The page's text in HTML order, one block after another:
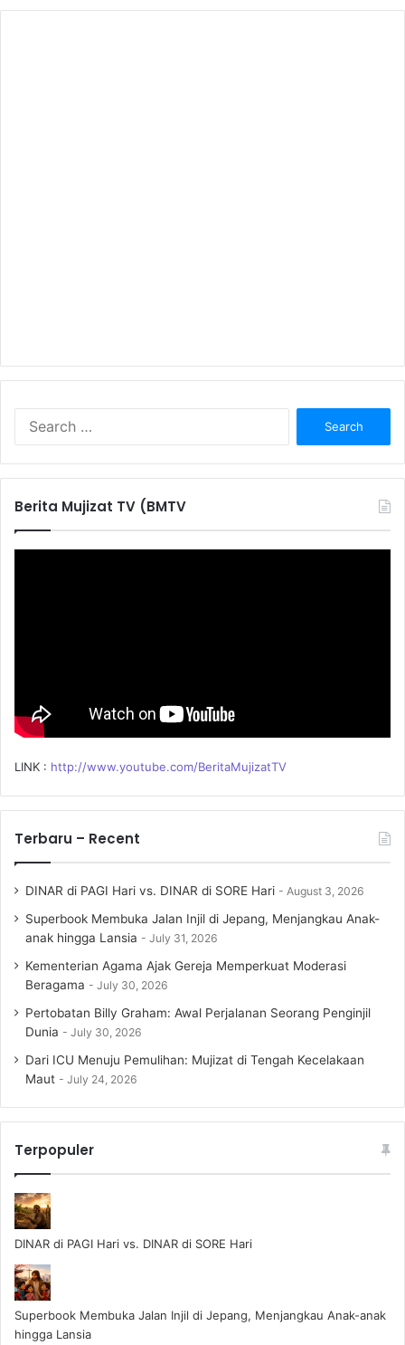
r
f
o
Berita Mujizat TV (BMTV
LINK : http://www.youtube.com/BeritaMujizatTV
Terbaru – Recent
DINAR di PAGI Hari vs. DINAR di SORE Hari August 3, 2026
Superbook Membuka Jalan Injil di Jepang, Menjangkau Anak-
anak hingga Lansia
July 31, 2026
Kementerian Agama Ajak Gereja Memperkuat Moderasi
Beragama
July 30, 2026
Pertobatan Billy Graham: Awal Perjalanan Seorang Penginjil
Dunia
July 30, 2026
Dari ICU Menuju Pemulihan: Mujizat di Tengah Kecelakaan
Maut
July 24, 2026
Terpopuler
DINAR di PAGI Hari vs. DINAR di SORE Hari
Superbook Membuka Jalan Injil di Jepang, Menjangkau Anak-anak
hingga Lansia